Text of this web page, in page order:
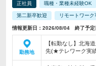
正社員 職種・業種未経験OK
第二新卒歓迎 リモートワーク
情報更新日：2026/08/04 終了予
勤務地
【転勤なし】北海
先(★テレワーク実